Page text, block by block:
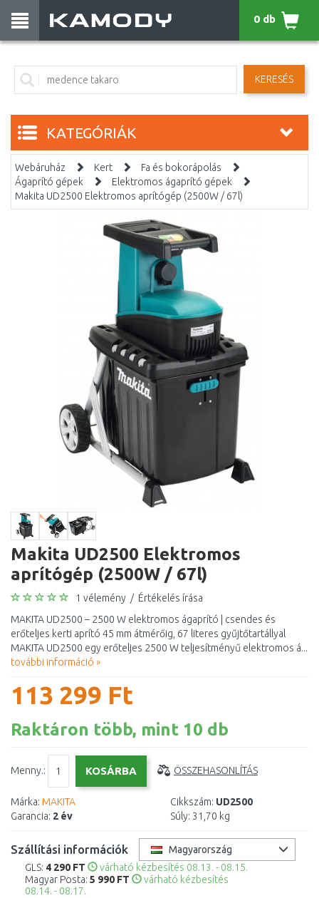
KERESÉS
0 db
KATEGÓRIÁK
Webáruház Kert
Fa és bokorápolás
Ágaprító gépek
Elektromos ágaprító gépek
Makita UD2500 Elektromos aprítógép (2500W / 67l)
Makita UD2500 Elektromos
aprítógép (2500W / 67l)
1 vélemény / Értékelés írása
MAKITA UD2500 – 2500 W elektromos ágaprító | csendes és
erőteljes kerti aprító 45 mm átmérőig, 67 literes gyűjtőtartállyal
MAKITA UD2500 egy erőteljes 2500 W teljesítményű elektromos á...
további információ »
113 299 Ft
Raktáron több, mint 10 db
Menny.: ÖSSZEHASONLÍTÁS
Márka: MAKITA
Garancia: 2 év
Cikkszám: UD2500
Súly: 31,70 kg
Szállítási információk
Magyarország
GLS: 4 290 FT
várható kézbesítés 08.13. - 08.15.
Magyar Posta: 5 990 FT
várható kézbesítés
08.14. - 08.17.